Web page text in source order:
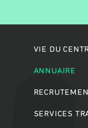
VIE DU
ANNUAIRE
SERVICES